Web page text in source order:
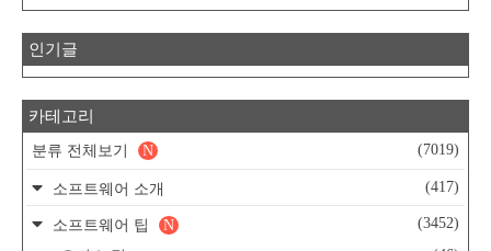
인기글
카테고리
분류 전체보기 (7019)
N
소프트웨어 소개 (417)
소프트웨어 팁 (3452)
N